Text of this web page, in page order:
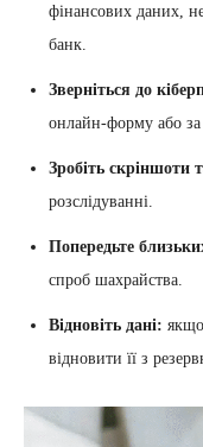
фінансових даних,
банк.
Зверніться до
онлайн-форму або за
Зробіть скріншоти
розслідуванні.
Попередьте
спроб шахрайства.
Відновіть дані:
відновити її з